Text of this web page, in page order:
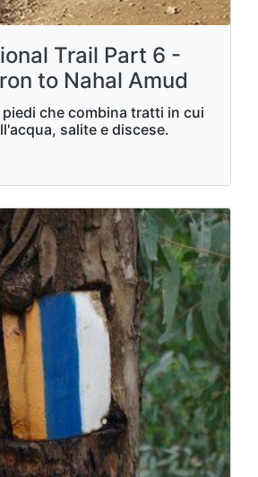
Trail Part 6 -
to Nahal Amud
che combina tratti in cui
salite e discese.